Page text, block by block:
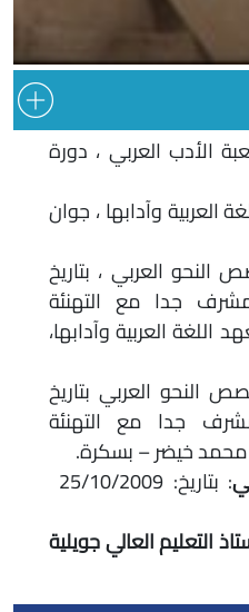
العربي ، دورة
وآدابها ، جوان
العربي ، بتاريخ
مشرف جدا مع التهنئة
العربية وآدابها،
العربي بتاريخ
مشرف جدا مع التهنئة
محمد خيضر – بسكرة.
: بتاريخ: 25/10/2009
التعليم العالي جويلية